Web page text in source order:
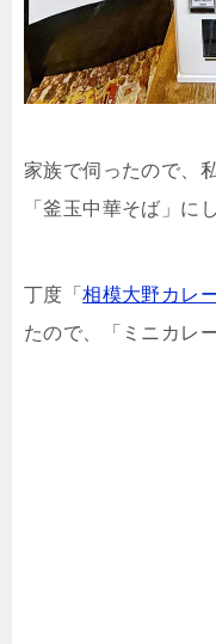
家族で伺ったので、
「釜玉中華そば」に
丁度「相模大野カレ
たので、「ミニカレ